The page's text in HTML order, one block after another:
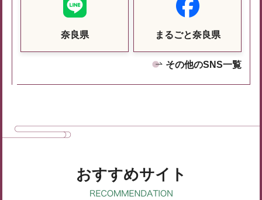
奈良県 まるごと奈良県
その他のSNS一覧
おすすめサイト